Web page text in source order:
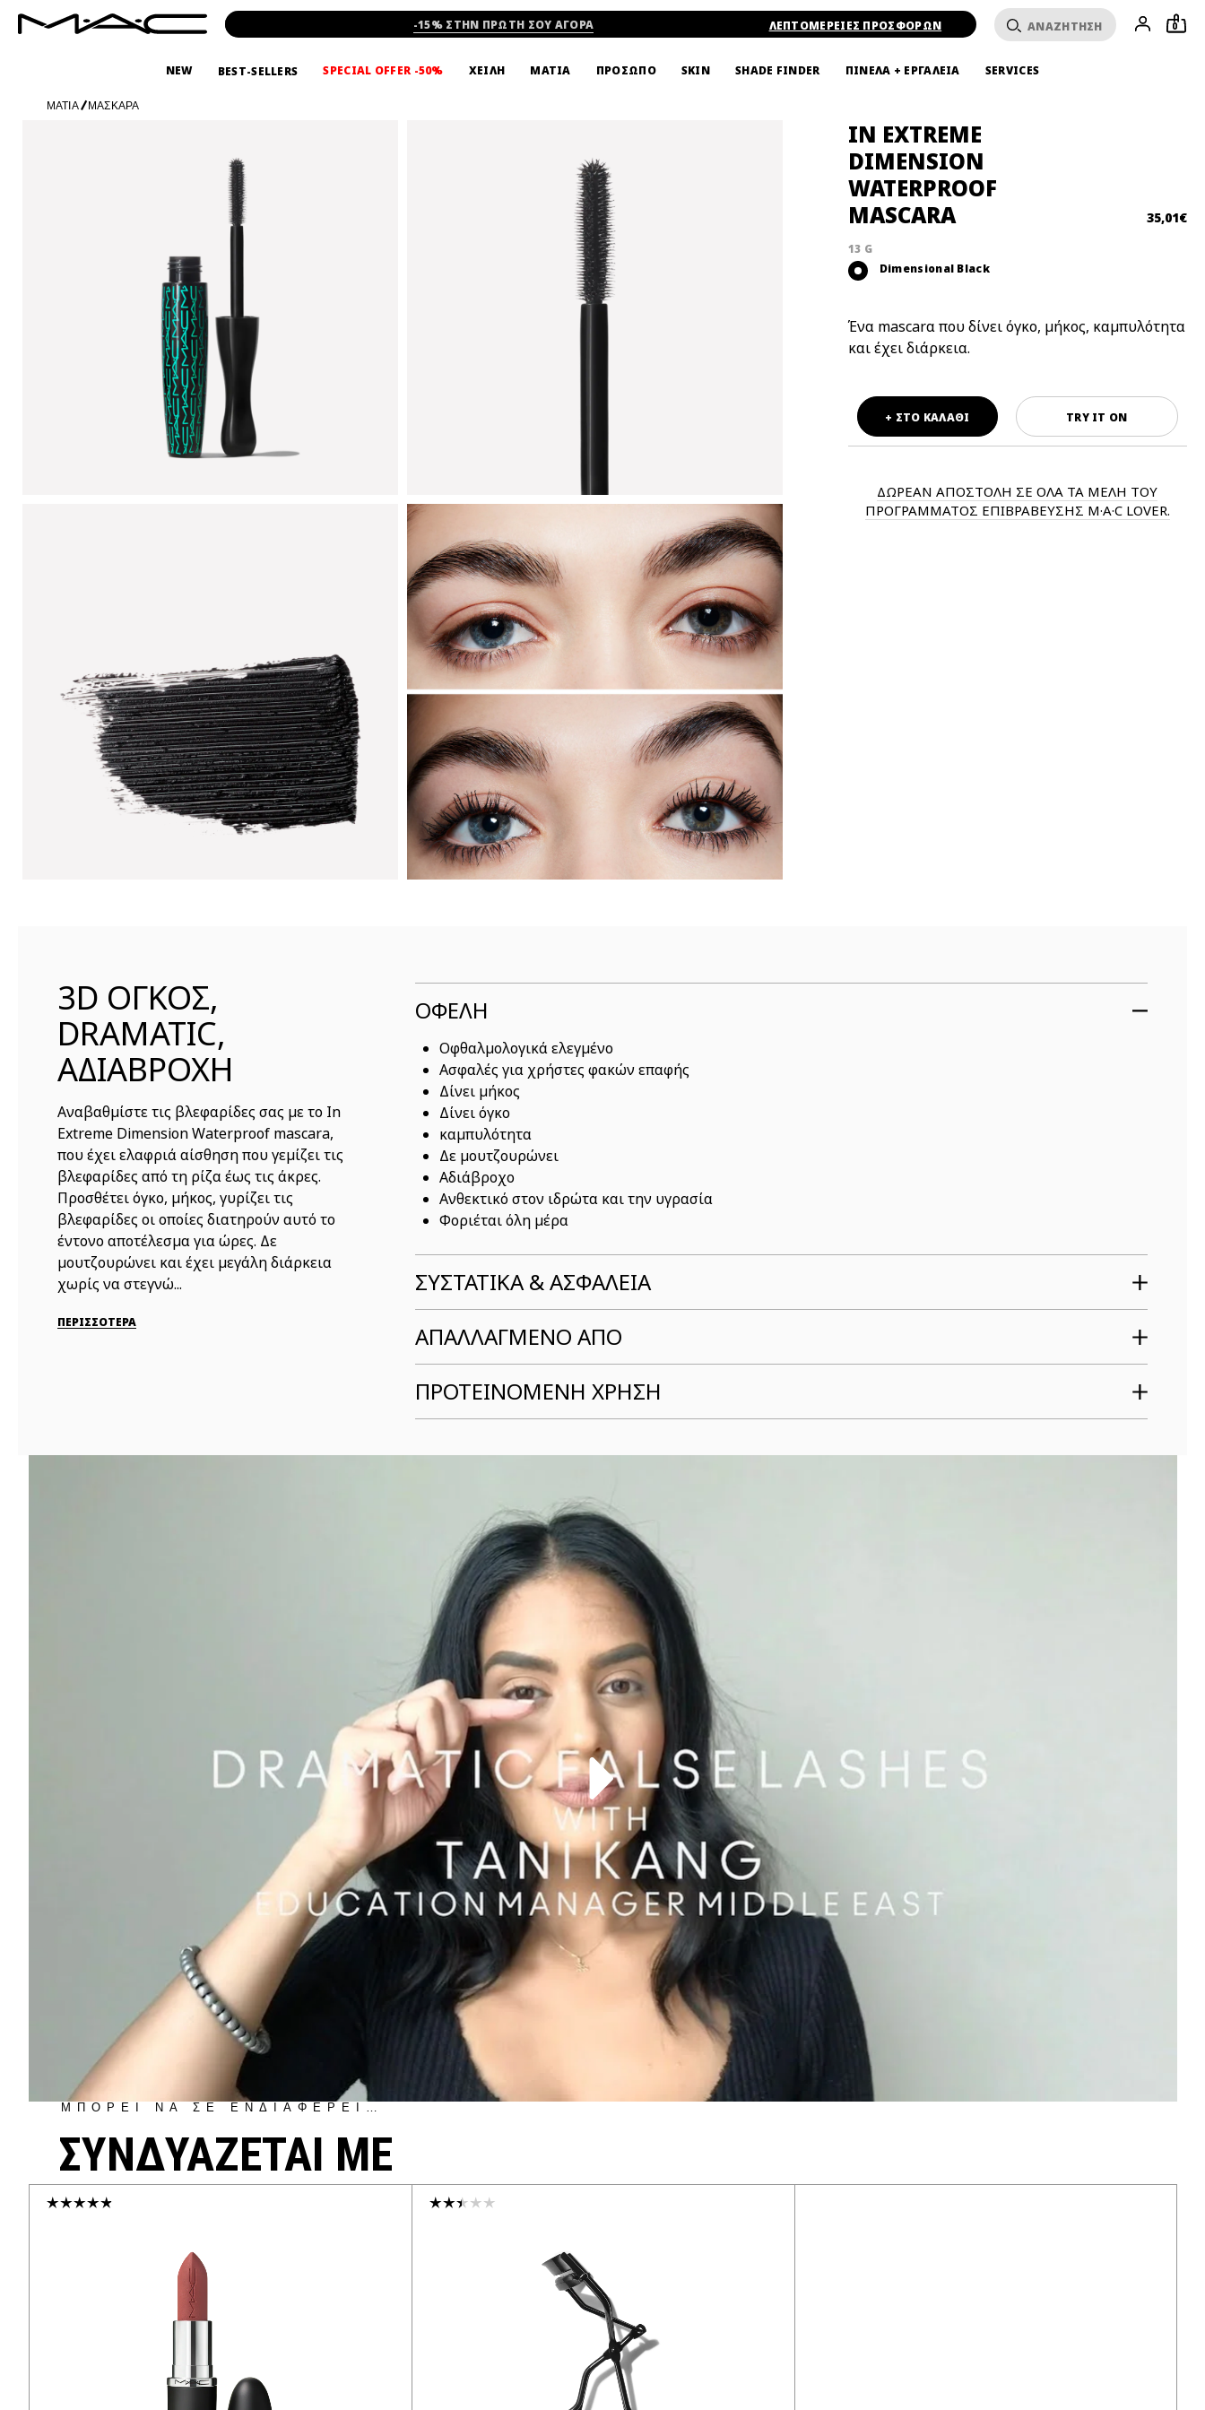
-15% ΣΤΗΝ ΠΡΩΤΗ ΣΟΥ ΑΓΟΡΑ ΛΕΠΤΟΜΕΡΕΙΕΣ ΠΡΟΣΦΟΡΩΝ 0
NEW BEST-SELLERS SPECIAL OFFER -50% ΧΕΙΛΗ ΜΑΤΙΑ ΠΡΟΣΩΠΟ SKIN SHADE FINDER ΠΙΝΕΛΑ + ΕΡΓΑΛΕΙΑ SERVICES
ΜΑΤΙΑ/ ΜΑΣΚΑΡΑ
IN EXTREME
DIMENSION
WATERPROOF
MASCARA
35,01€
13 G
Ένα mascarα που δίνει όγκο, μήκος, καμπυλότητα
και έχει διάρκεια.
Dimensional Black
TRY IT ON
+ ΣΤΟ ΚΑΛΑΘΙ
ΔΩΡΕΑΝ ΑΠΟΣΤΟΛΗ ΣΕ ΟΛΑ ΤΑ ΜΕΛΗ ΤΟΥ
ΠΡΟΓΡΑΜΜΑΤΟΣ ΕΠΙΒΡΑΒΕΥΣΗΣ M·A·C LOVER.
3D ΟΓΚΟΣ,
DRAMATIC,
ΑΔΙΑΒΡΟΧΗ
Αναβαθμίστε τις βλεφαρίδες σας με το In
Extreme Dimension Waterproof mascara,
που έχει ελαφριά αίσθηση που γεμίζει τις
βλεφαρίδες από τη ρίζα έως τις άκρες.
Προσθέτει όγκο, μήκος, γυρίζει τις
βλεφαρίδες οι οποίες διατηρούν αυτό το
έντονο αποτέλεσμα για ώρες. Δε
μουτζουρώνει και έχει μεγάλη διάρκεια
χωρίς να στεγνώ...
ΠΕΡΙΣΣΟΤΕΡΑ
ΟΦΕΛΗ
Οφθαλμολογικά ελεγμένο
Ασφαλές για χρήστες φακών επαφής
Δίνει μήκος
Δίνει όγκο
καμπυλότητα
Δε μουτζουρώνει
Αδιάβροχο
Ανθεκτικό στον ιδρώτα και την υγρασία
Φοριέται όλη μέρα
ΣΥΣΤΑΤΙΚΆ & ΑΣΦΆΛΕΙΑ
ΑΠΑΛΛΑΓΜΕΝΟ ΑΠΟ
ΠΡΟΤΕΙΝΟΜΕΝΗ ΧΡΗΣΗ
ΜΠΟΡΕΙ ΝΑ ΣΕ ΕΝΔΙΑΦΕΡΕΙ…
ΣΥΝΔΥΑΖΕΤΑΙ ΜΕ